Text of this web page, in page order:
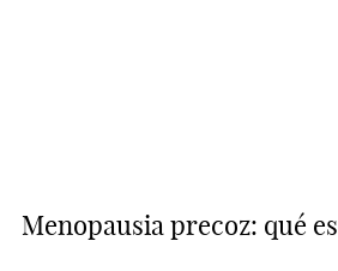
Menopausia precoz: qué es